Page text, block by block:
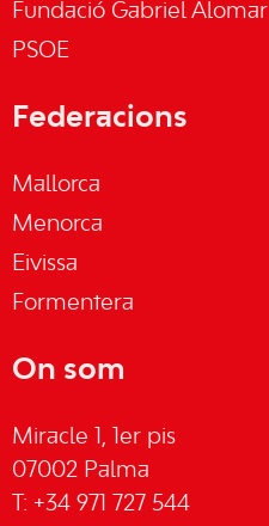
Fundació Gabriel Alomar
PSOE
Federacions
Mallorca
Menorca
Eivissa
Formentera
On som
Miracle 1, 1er pis
07002 Palma
T: +34 971 727 544